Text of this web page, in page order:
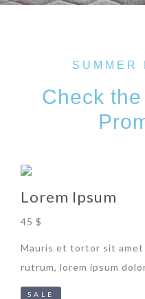
SUMMER
Check
Lorem Ipsum
45 $
Mauris et tortor sit
rutrum, lorem ipsum
SALE